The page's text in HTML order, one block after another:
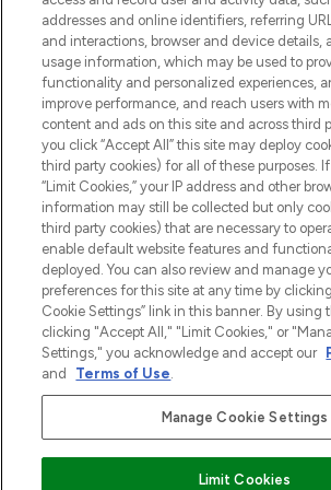
Cookie-toestemming
Do Not Sell or Share My
Information
HELP & INFORMATIE
BEDRIJFSINFORMATIE
OVER LOOKFANTASTIC
Betaal veilig met
addresses and online identifiers, referring
and interactions, browser and device details,
usage information, which may be used to
functionality and personalized experiences,
improve performance, and reach users with
content and ads on this site and across third
you click “Accept All” this site may deploy
third party cookies) for all of these purposes.
“Limit Cookies,” your IP address and other
information may still be collected but only
third party cookies) that are necessary to
enable default website features and
deployed. You can also review and manage
preferences for this site at any time by
Cookie Settings” link in this banner. By using
clicking "Accept All," "Limit Cookies," or
Settings," you acknowledge and accept our
and
Terms of Use.
Manage Cookie Settings
Limit Cookies